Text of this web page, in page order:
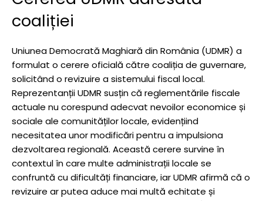
coaliției
Uniunea Democrată Maghiară din România (UDMR) a
formulat o cerere oficială către coaliția de guvernare,
solicitând o revizuire a sistemului fiscal local.
Reprezentanții UDMR susțin că reglementările fiscale
actuale nu corespund adecvat nevoilor economice și
sociale ale comunităților locale, evidențiind
necesitatea unor modificări pentru a impulsiona
dezvoltarea regională. Această cerere survine în
contextul în care multe administrații locale se
confruntă cu dificultăți financiare, iar UDMR afirmă că o
revizuire ar putea aduce mai multă echitate și